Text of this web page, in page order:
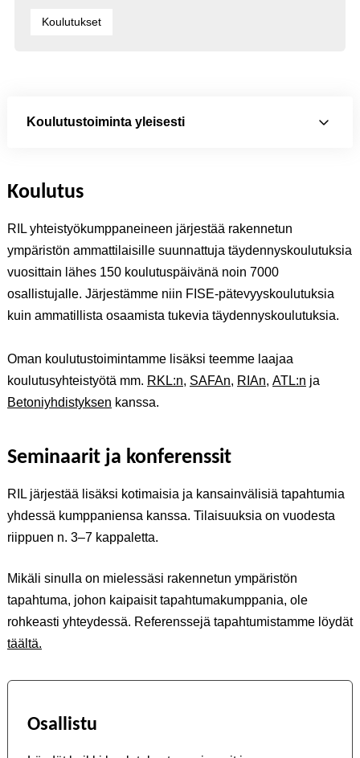
Kategoriat:
Koulutukset
Koulutus
RIL yhteistyökumppaneineen järjestää rakennetun
ympäristön ammattilaisille suunnattuja täydennyskoulutuksia
vuosittain lähes 150 koulutuspäivänä noin 7000
osallistujalle. Järjestämme niin FISE-pätevyyskoulutuksia
kuin ammatillista osaamista tukevia täydennyskoulutuksia.
Oman koulutustoimintamme lisäksi teemme laajaa
koulutusyhteistyötä mm. RKL:n, SAFAn, RIAn, ATL:n ja
Betoniyhdistyksen kanssa.
Seminaarit ja konferenssit
RIL järjestää lisäksi kotimaisia ja kansainvälisiä tapahtumia
yhdessä kumppaniensa kanssa. Tilaisuuksia on vuodesta
riippuen n. 3–7 kappaletta.
Mikäli sinulla on mielessäsi rakennetun ympäristön
tapahtuma, johon kaipaisit tapahtumakumppania, ole
rohkeasti yhteydessä. Referenssejä tapahtumistamme löydät
täältä.
Osallistu
Koulutustoiminta yleisesti